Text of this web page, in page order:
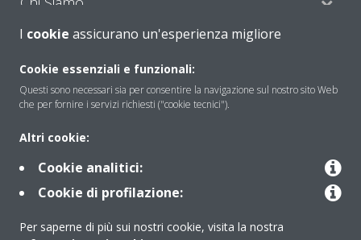
Soluzioni
Periodo di supporto definito
Gruppo Daikin Europe
I cookie assicurano un'esperienza migliore
Cookie essenziali e funzionali:
Questi sono necessari sia per consentire la navigazione sul nostro sito Web
che per fornire i servizi richiesti ("cookie tecnici").
Altri cookie:
Cookie analitici:
Cookie di profilazione:
Per saperne di più sui nostri cookie, visita la nostra